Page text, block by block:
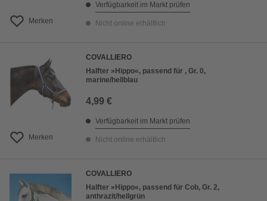
Merken
Verfügbarkeit im Markt prüfen
Nicht online erhältlich
Merken
COVALLIERO
Halfter »Hippo«, passend für , Gr. 0,
marine/hellblau
4,99 €
Verfügbarkeit im Markt prüfen
Nicht online erhältlich
COVALLIERO
Halfter »Hippo«, passend für Cob, Gr. 2,
anthrazit/hellgrün